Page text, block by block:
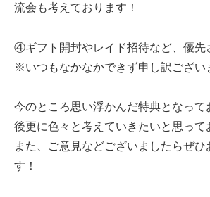
流会も考えております！
④ギフト開封やレイド招待など、優先
※いつもなかなかできず申し訳ござい
今のところ思い浮かんだ特典となって
後更に色々と考えていきたいと思っ
また、ご意見などございましたらぜひ
す！